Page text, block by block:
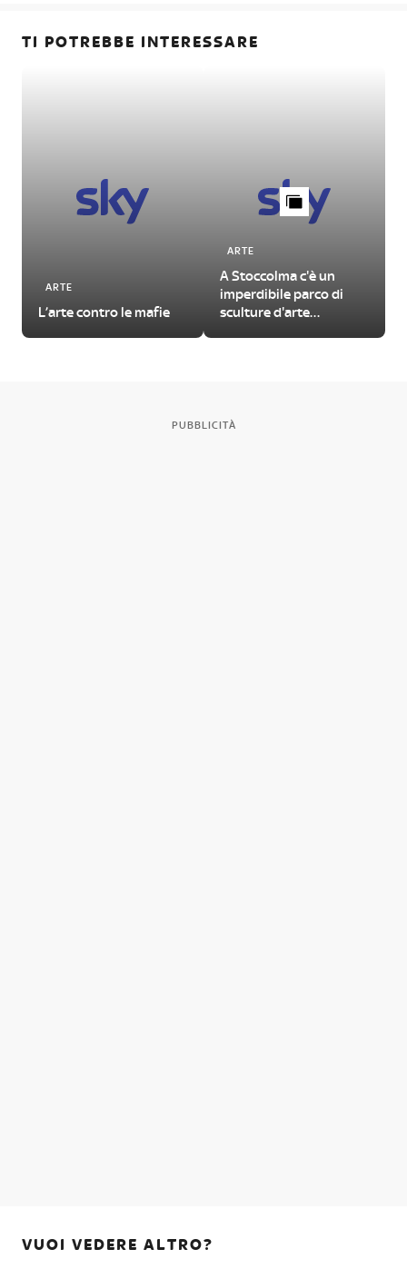
TI POTREBBE INTERESSARE
ARTE
L’arte contro le mafie
ARTE
A Stoccolma c'è un
imperdibile parco di
sculture d'arte
PUBBLICITÀ
VUOI VEDERE ALTRO?